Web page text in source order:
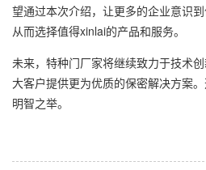
望通过本次介绍，让更多的企业意识到
从而选择值得xinlai的产品和服务。
未来，特种门厂家将继续致力于技术
大客户提供更为优质的保密解决方案
明智之举。